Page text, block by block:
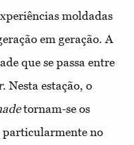
moldadas
em geração. A
que se passa entre
. Nesta estação, o
tornam-se os
particularmente no